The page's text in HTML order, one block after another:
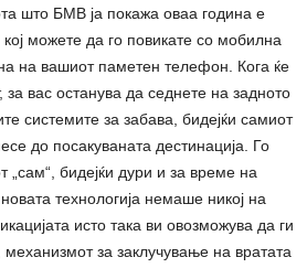
што БМВ ја покажа оваа година е
можете да го повикате со мобилна
на вашиот паметен телефон. Кога ќе
за вас останува да седнете на задното
системите за забава, бидејќи самиот
до посакуваната дестинација. Го
„сам“, бидејќи дури и за време на
технологија немаше никој на
исто така ви овозможува да ги
механизмот за заклучување на вратата